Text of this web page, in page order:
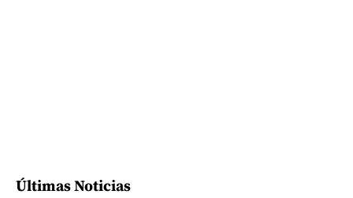
Últimas Noticias